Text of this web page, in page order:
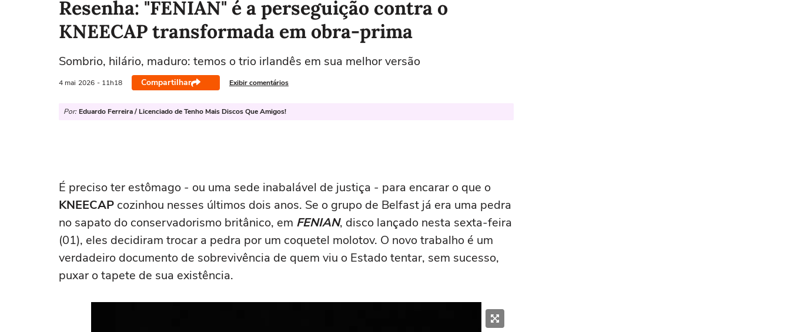
Resenha: "FENIAN" é a perseguição contra o
KNEECAP transformada em obra-prima
Sombrio, hilário, maduro: temos o trio irlandês em sua melhor versão
4 mai 2026 - 11h18 Compartilhar Exibir comentários
Por: Eduardo Ferreira / Licenciado de Tenho Mais Discos Que Amigos!
É preciso ter estômago - ou uma sede inabalável de justiça - para encarar o que o
KNEECAP cozinhou nesses últimos dois anos. Se o grupo de Belfast já era uma pedra
no sapato do conservadorismo britânico, em FENIAN, disco lançado nesta sexta-feira
(01), eles decidiram trocar a pedra por um coquetel molotov. O novo trabalho é um
verdadeiro documento de sobrevivência de quem viu o Estado tentar, sem sucesso,
puxar o tapete de sua existência.